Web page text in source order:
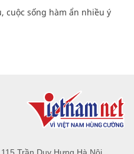
cuộc sống hàm ẩn nhiều ý